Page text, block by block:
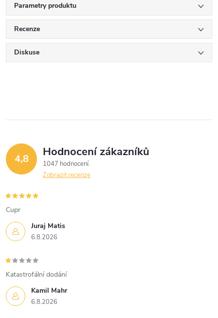
Parametry produktu
Recenze
Diskuse
4,8 Hodnocení zákazníků
1047 hodnocení
Zobrazit recenze
Juraj Matis
6.8.2026
Cupr
Kamil Mahr
6.8.2026
Katastrofální dodání